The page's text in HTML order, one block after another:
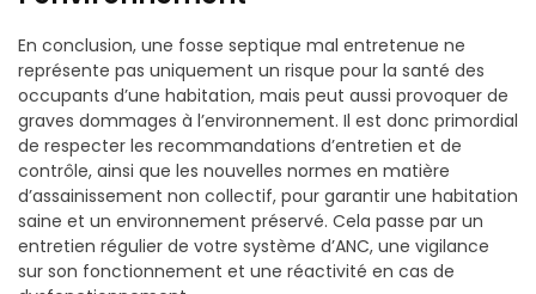
En conclusion, une fosse septique mal entretenue ne
représente pas uniquement un risque pour la santé des
occupants d’une habitation, mais peut aussi provoquer de
graves dommages à l’environnement. Il est donc primordial
de respecter les recommandations d’entretien et de
contrôle, ainsi que les nouvelles normes en matière
d’assainissement non collectif, pour garantir une habitation
saine et un environnement préservé. Cela passe par un
entretien régulier de votre système d’ANC, une vigilance
sur son fonctionnement et une réactivité en cas de